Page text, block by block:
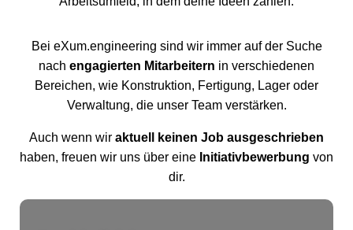
Bei eXum.engineering sind wir immer auf der Suche
nach engagierten Mitarbeitern in verschiedenen
Bereichen, wie Konstruktion, Fertigung, Lager oder
Verwaltung, die unser Team verstärken.
Auch wenn wir aktuell keinen Job ausgeschrieben
haben, freuen wir uns über eine Initiativbewerbung von
dir.